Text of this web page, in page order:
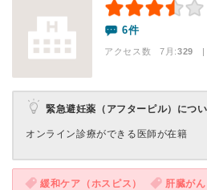
6件
アクセス数 7月:329 |
緊急避妊薬（アフターピル）につ
オンライン診療ができる医師が在籍
緩和ケア（ホスピス） 肝臓がん